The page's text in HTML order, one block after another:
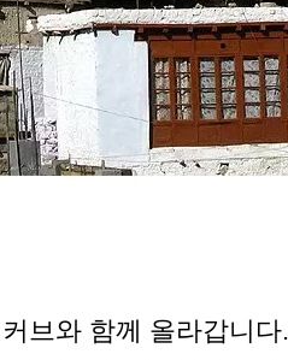
브와 함께 올라갑니